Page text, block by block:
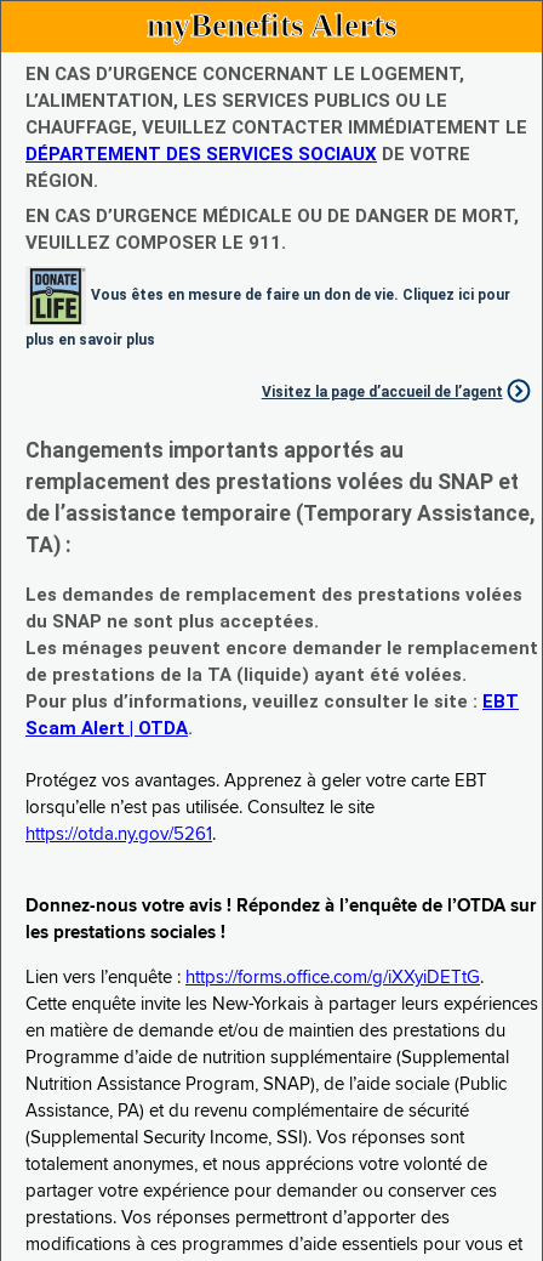
myBenefits Alerts
EN CAS D’URGENCE CONCERNANT LE LOGEMENT,
L’ALIMENTATION, LES SERVICES PUBLICS OU LE
CHAUFFAGE, VEUILLEZ CONTACTER IMMÉDIATEMENT LE
DÉPARTEMENT DES SERVICES SOCIAUX DE VOTRE
RÉGION.
EN CAS D’URGENCE MÉDICALE OU DE DANGER DE MORT,
VEUILLEZ COMPOSER LE 911.
Vous êtes en mesure de faire un don de vie. Cliquez ici pour
plus en savoir plus
Visitez la page d’accueil de l’agent
Changements importants apportés au
remplacement des prestations volées du SNAP et
de l’assistance temporaire (Temporary Assistance,
TA) :
Les demandes de remplacement des prestations volées
du SNAP ne sont plus acceptées.
Les ménages peuvent encore demander le remplacement
de prestations de la TA (liquide) ayant été volées.
Pour plus d’informations, veuillez consulter le site : EBT
Scam Alert | OTDA.
Protégez vos avantages. Apprenez à geler votre carte EBT
lorsqu’elle n’est pas utilisée. Consultez le site
https://otda.ny.gov/5261 .
Donnez-nous votre avis ! Répondez à l’enquête de l’OTDA sur
les prestations sociales !
Lien vers l’enquête : https://forms.office.com/g/iXXyiDETtG.
Cette enquête invite les New-Yorkais à partager leurs expériences
en matière de demande et/ou de maintien des prestations du
Programme d’aide de nutrition supplémentaire (Supplemental
Nutrition Assistance Program, SNAP), de l’aide sociale (Public
Assistance, PA) et du revenu complémentaire de sécurité
(Supplemental Security Income, SSI). Vos réponses sont
totalement anonymes, et nous apprécions votre volonté de
partager votre expérience pour demander ou conserver ces
prestations. Vos réponses permettront d’apporter des
modifications à ces programmes d’aide essentiels pour vous et